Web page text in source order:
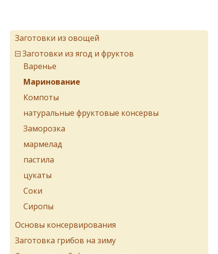
Заготовки из овощей
Заготовки из ягод и фруктов
Варенье
Маринование
Компоты
натуральные фруктовые консервы
Заморозка
мармелад
пастила
цукаты
Соки
Сиропы
Основы консервирования
Заготовка грибов на зиму